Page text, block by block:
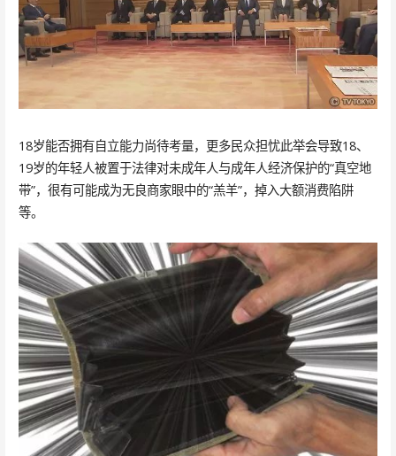
18岁能否拥有自立能力尚待考量，更多民众担忧此举会导致18、
19岁的年轻人被置于法律对未成年人与成年人经济保护的“真空地
带”，很有可能成为无良商家眼中的“羔羊”，掉入大额消费陷阱
等。